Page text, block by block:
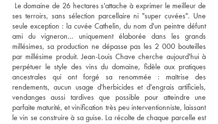
Le domaine de 26 hectares s'attache à exprimer le meilleur de
ses terroirs, sans sélection parcellaire ni "super cuvées". Une
seule exception : la cuvée Cathelin, du nom d'un peintre défunt
ami du vigneron... uniquement élaborée dans les grands
millésimes, sa production ne dépasse pas les 2 000 bouteilles
par millésime produit. Jean-Louis Chave cherche aujourd'hui à
perpétuer le style des vins du domaine, fidèle aux pratiques
ancestrales qui ont forgé sa renommée : maîtrise des
rendements, aucun usage d'herbicides et d'engrais artificiels,
vendanges aussi tardives que possible pour atteindre une
parfaite maturité, et vinification très peu interventionniste, laissant
le vin se construire à sa guise. La récolte de chaque parcelle est